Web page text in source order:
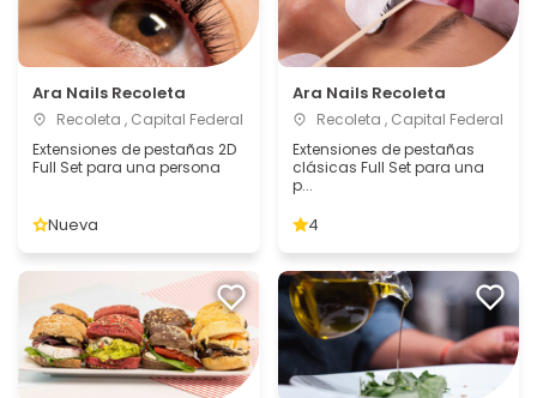
Ara Nails Recoleta
Recoleta , Capital Federal
Extensiones de pestañas 2D
Full Set para una persona
Nueva
Ara Nails Recoleta
Recoleta , Capital Federal
Extensiones de pestañas
clásicas Full Set para una
p...
4